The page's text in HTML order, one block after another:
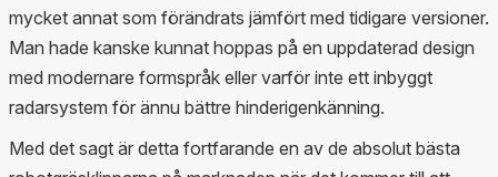
mycket annat som förändrats jämfört med tidigare versioner.
Man hade kanske kunnat hoppas på en uppdaterad design
med modernare formspråk eller varför inte ett inbyggt
radarsystem för ännu bättre hinderigenkänning.
Med det sagt är detta fortfarande en av de absolut bästa